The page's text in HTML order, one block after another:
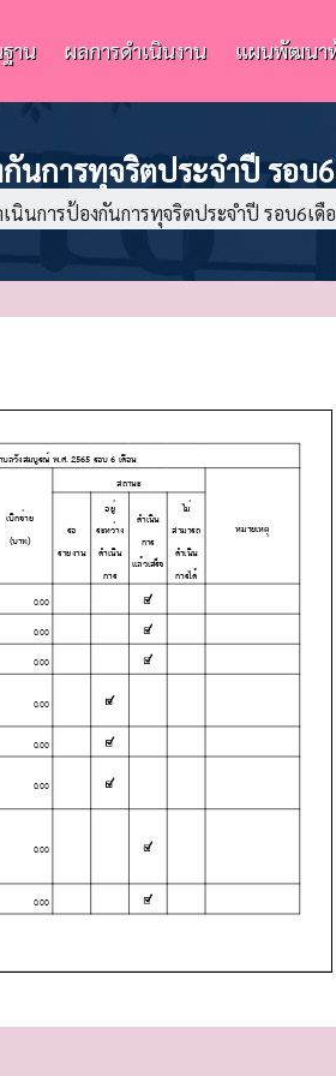
าน ผลการดำเนินงาน แผนพัฒนา
นการทุจริตประจำปี รอบ
เนินการป้องกันการทุจริตประจำปี รอบ6เ